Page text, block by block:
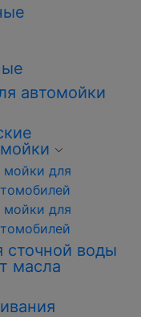
автомойки
мойки для
мойки для
сточной воды
масла